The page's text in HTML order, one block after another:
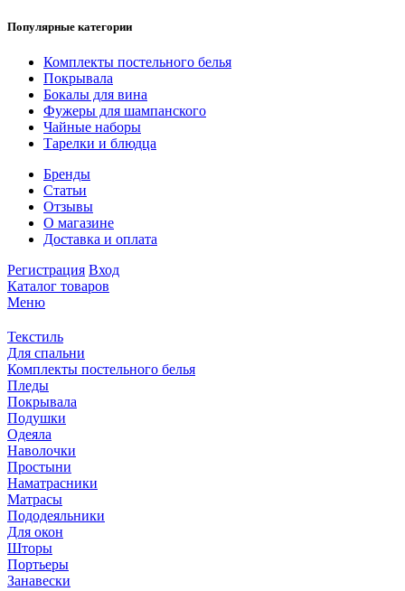
Популярные категории
Комплекты постельного белья
Покрывала
Бокалы для вина
Фужеры для шампанского
Чайные наборы
Тарелки и блюдца
Бренды
Статьи
Отзывы
О магазине
Доставка и оплата
Регистрация Вход
Каталог товаров
Меню
Текстиль
Для спальни
Комплекты постельного белья
Пледы
Покрывала
Подушки
Одеяла
Наволочки
Простыни
Наматрасники
Матрасы
Пододеяльники
Для окон
Шторы
Портьеры
Занавески